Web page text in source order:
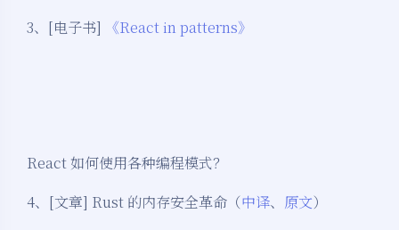
3、[电子书]
《React in patterns》
React 如何使用各种编程模式？
4、[文章] Rust 的内存安全革命（中译、 原文）